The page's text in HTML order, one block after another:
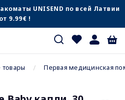
UNISEND по всей Латвии
от 9.99€ !
Первая медицинская